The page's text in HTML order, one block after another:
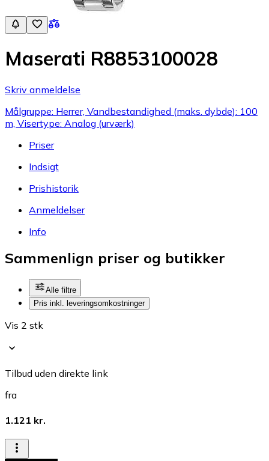
Maserati R8853100028
Skriv anmeldelse
Målgruppe: Herrer, Vandbestandighed (maks. dybde): 100
m, Visertype: Analog (urværk)
Priser
Indsigt
Prishistorik
Anmeldelser
Info
Sammenlign priser og butikker
Alle filtre
Pris inkl. leveringsomkostninger
Vis 2 stk
Tilbud uden direkte link
fra
1.121 kr.